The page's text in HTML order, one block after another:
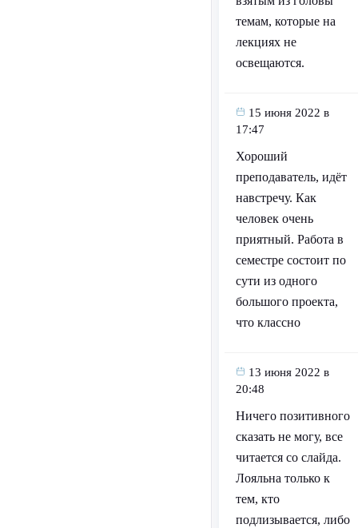
темам, которые на
лекциях не
освещаются.
15 июня 2022 в
17:47
Хороший
преподаватель, идёт
навстречу. Как
человек очень
приятный. Работа в
семестре состоит по
сути из одного
большого проекта,
что классно
13 июня 2022 в
20:48
Ничего позитивного
сказать не могу, все
читается со слайда.
Лояльна только к
тем, кто
подлизывается, либо